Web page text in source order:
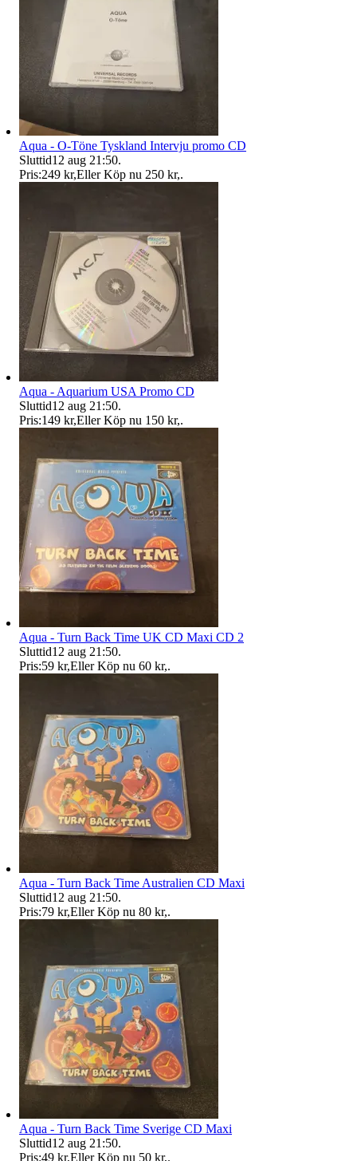
Aqua - O-Töne Tyskland Intervju promo CD
Sluttid12 aug 21:50.
Pris:249 kr,Eller Köp nu 250 kr,.
Aqua - Aquarium USA Promo CD
Sluttid12 aug 21:50.
Pris:149 kr,Eller Köp nu 150 kr,.
Aqua - Turn Back Time UK CD Maxi CD 2
Sluttid12 aug 21:50.
Pris:59 kr,Eller Köp nu 60 kr,.
Aqua - Turn Back Time Australien CD Maxi
Sluttid12 aug 21:50.
Pris:79 kr,Eller Köp nu 80 kr,.
Aqua - Turn Back Time Sverige CD Maxi
Sluttid12 aug 21:50.
Pris:49 kr,Eller Köp nu 50 kr,.